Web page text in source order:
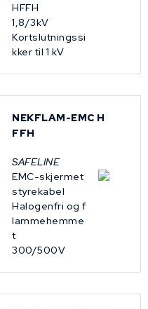
HFFH
1,8/3kV
Kortslutningssi
kker til 1 kV
NEKFLAM-EMC H
FFH
SAFELINE
EMC-skjermet
styrekabel
Halogenfri og f
lammehemme
t
300/500V